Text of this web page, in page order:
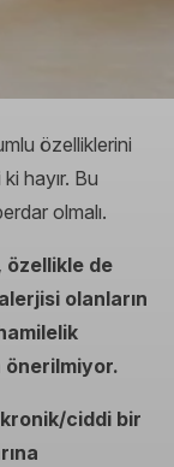
özelliklerini
hayır. Bu
olmalı.
özellikle de
olanların
önerilmiyor.
ciddi bir